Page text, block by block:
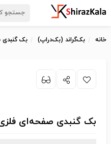
خانه بک‌گراند (بک‌دراپ) بک گنبدی
بک گنبدی صفحه‌‌ای فلزی